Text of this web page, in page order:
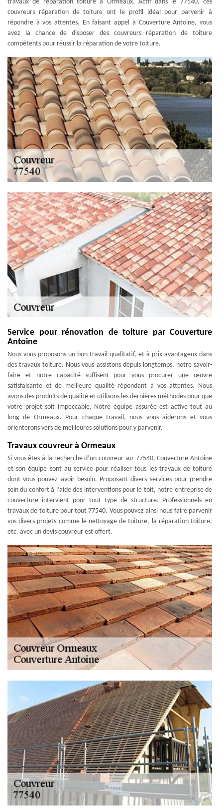
travaux de réparation toiture à Ormeaux. Actif dans le 77540, ces
couvreurs réparation de toiture ont le profil idéal pour parvenir à
répondre à vos attentes. En faisant appel à Couverture Antoine, vous
avez la chance de disposer des couvreurs réparation de toiture
compétents pour réussir la réparation de votre toiture.
Service pour rénovation de toiture par Couverture
Antoine
Nous vous proposons un bon travail qualitatif, et à prix avantageux dans
des travaux toiture. Nous vous assistons depuis longtemps, notre savoir-
faire et notre capacité suffisent pour vous procurer une œuvre
satisfaisante et de meilleure qualité répondant à vos attentes. Nous
avons des produits de qualité et utilisons les dernières méthodes pour que
votre projet soit impeccable. Notre équipe assurée est active tout au
long de Ormeaux. Pour chaque travail, nous vous aiderons et vous
orienterons vers de meilleures solutions pour y parvenir.
Travaux couvreur à Ormeaux
Si vous êtes à la recherche d’un couvreur sur 77540, Couverture Antoine
et son équipe sont au service pour réaliser tous les travaux de toiture
dont vous pouvez avoir besoin. Proposant divers services pour prendre
soin du confort à l’aide des interventions pour le toit, notre entreprise de
couverture intervient pour tout type de structure. Professionnels en
travaux de toiture pour tout 77540. Vous pouvez ainsi nous faire parvenir
vos divers projets comme le nettoyage de toiture, la réparation toiture,
etc. avec un devis couvreur est offert.